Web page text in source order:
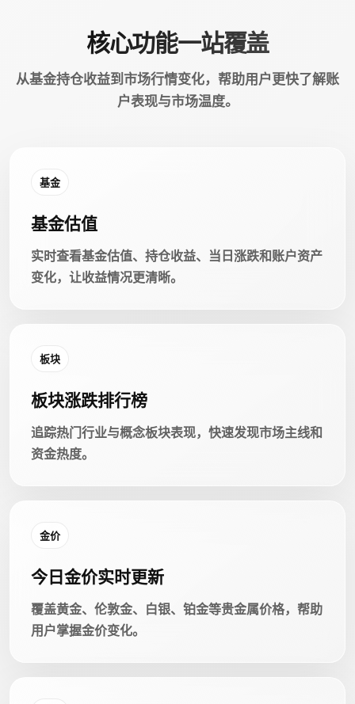
核心功能一站覆盖
从基金持仓收益到市场行情变化，帮助用户更快了解账
户表现与市场温度。
基金
基金估值
实时查看基金估值、持仓收益、当日涨跌和账户资产
变化，让收益情况更清晰。
板块
板块涨跌排行榜
追踪热门行业与概念板块表现，快速发现市场主线和
资金热度。
金价
今日金价实时更新
覆盖黄金、伦敦金、白银、铂金等贵金属价格，帮助
用户掌握金价变化。